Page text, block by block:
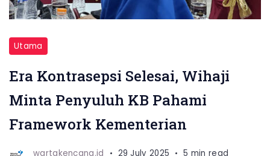
Gumilang
Hotel,
Bandung,
pada
Selasa
Utama
Era Kontrasepsi Selesai, Wihaji
Minta Penyuluh KB Pahami
Framework Kementerian
wartakencana.id 29 July 2025 5 min read